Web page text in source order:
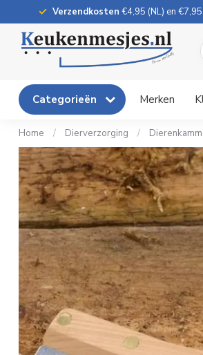
Verzendkosten €4,95 (NL) en €7,95
Categorieën Merken
Home / Dierverzorging /